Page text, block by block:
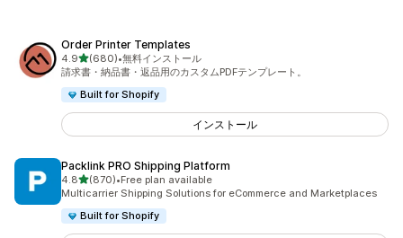
Order Printer Templates
4.95つ星中
(680)
合計レビュー数：680件
•無料インストール
請求書・納品書・返品用のカスタムPDFテンプレート。
Built for Shopify
インストール
Packlink PRO Shipping Platform
4.85つ星中
(870)
合計レビュー数：870件
•Free plan available
Multicarrier Shipping Solutions for eCommerce and Marketplaces
Built for Shopify